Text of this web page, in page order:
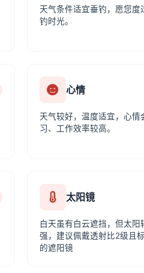
天气条件适宜垂钓，愿您度
钓时光。
心情
天气较好，温度适宜，心情
习、工作效率较高。
太阳镜
白天虽有白云遮挡，但太阳
强，建议佩戴透射比2级且
的遮阳镜